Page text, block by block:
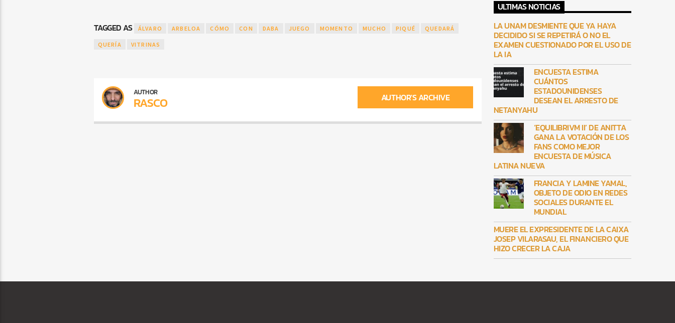
TAGGED AS ÁLVARO ARBELOA CÓMO CON DABA JUEGO MOMENTO MUCHO PIQUÉ QUEDARÁ
QUERÍA VITRINAS
AUTHOR
RASCO AUTHOR'S ARCHIVE
ULTIMAS NOTICIAS
LA UNAM DESMIENTE QUE YA HAYA
DECIDIDO SI SE REPETIRÁ O NO EL
EXAMEN CUESTIONADO POR EL USO DE
LA IA
ENCUESTA ESTIMA
CUÁNTOS
ESTADOUNIDENSES
DESEAN EL ARRESTO DE
NETANYAHU
‘EQUILIBRIVM II’ DE ANITTA
GANA LA VOTACIÓN DE LOS
FANS COMO MEJOR
ENCUESTA DE MÚSICA
LATINA NUEVA
FRANCIA Y LAMINE YAMAL,
OBJETO DE ODIO EN REDES
SOCIALES DURANTE EL
MUNDIAL
MUERE EL EXPRESIDENTE DE LA CAIXA
JOSEP VILARASAU, EL FINANCIERO QUE
HIZO CRECER LA CAJA